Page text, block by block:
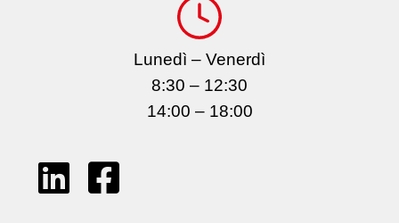
Lunedì – Venerdì
8:30 – 12:30
14:00 – 18:00